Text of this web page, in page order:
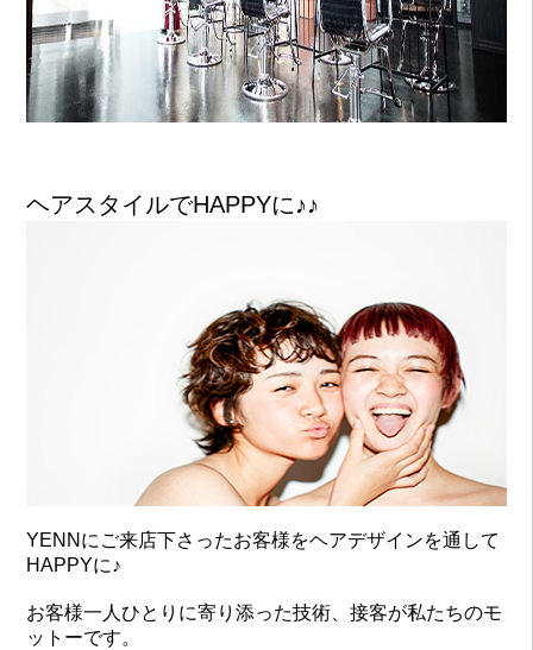
ヘアスタイルでHAPPYに♪♪
YENNにご来店下さったお客様をヘアデザインを通して
HAPPYに♪
お客様一人ひとりに寄り添った技術、接客が私たちのモ
ットーです。